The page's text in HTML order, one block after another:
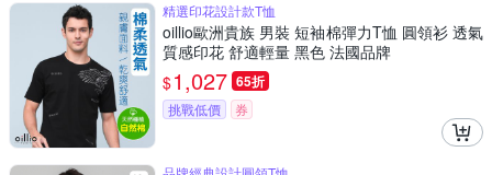
精選印花設計款T恤
oillio歐洲貴族 男裝 短袖棉彈力T恤 圓領衫 透氣
質感印花 舒適輕量 黑色 法國品牌
$1,027 65折
挑戰低價 券